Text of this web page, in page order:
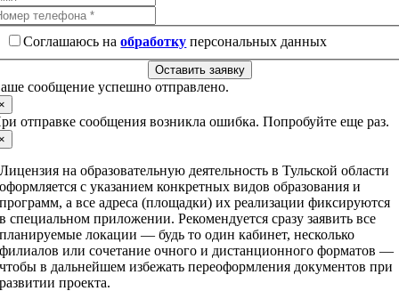
Соглашаюсь наобработку персональных данных
Оставить заявку
сообщение успешно отправлено.
отправке сообщения возникла ошибка. Попробуйте еще раз.
Лицензия на образовательную деятельность в Тульской области
оформляется с указанием конкретных видов образования и
программ, а все адреса (площадки) их реализации фиксируются
в специальном приложении. Рекомендуется сразу заявить все
планируемые локации — будь то один кабинет, несколько
филиалов или сочетание очного и дистанционного форматов —
чтобы в дальнейшем избежать переоформления документов при
развитии проекта.